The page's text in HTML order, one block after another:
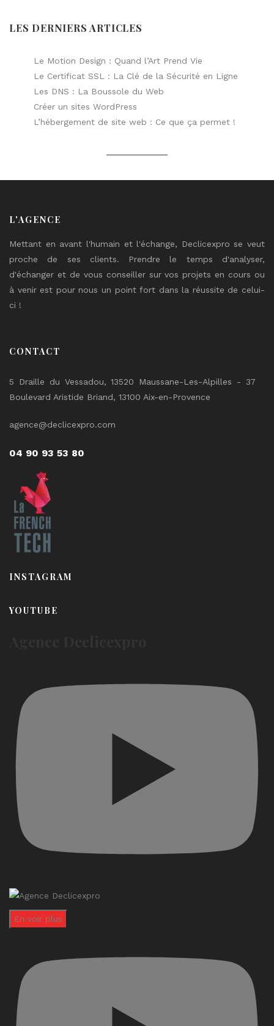
LES DERNIERS ARTICLES
Le Motion Design : Quand l’Art Prend Vie
Le Certificat SSL : La Clé de la Sécurité en Ligne
Les DNS : La Boussole du Web
Créer un sites WordPress
L’hébergement de site web : Ce que ça permet !
L'AGENCE
Mettant en avant l'humain et l'échange, Declicexpro se veut
proche de ses clients. Prendre le temps d'analyser,
d'échanger et de vous conseiller sur vos projets en cours ou
à venir est pour nous un point fort dans la réussite de celui-
ci !
CONTACT
5 Draille du Vessadou, 13520 Maussane-Les-Alpilles - 37
Boulevard Aristide Briand, 13100 Aix-en-Provence
agence@declicexpro.com
04 90 93 53 80
INSTAGRAM
YOUTUBE
En voir plus